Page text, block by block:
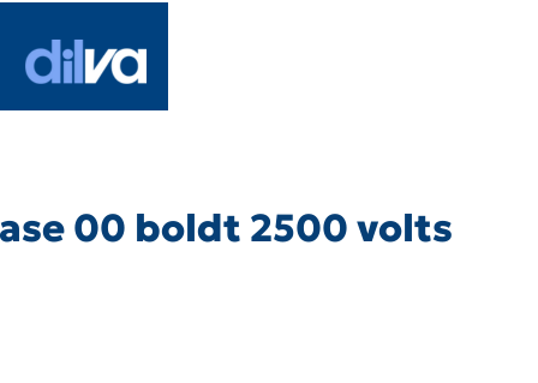
00 boldt 2500 volts